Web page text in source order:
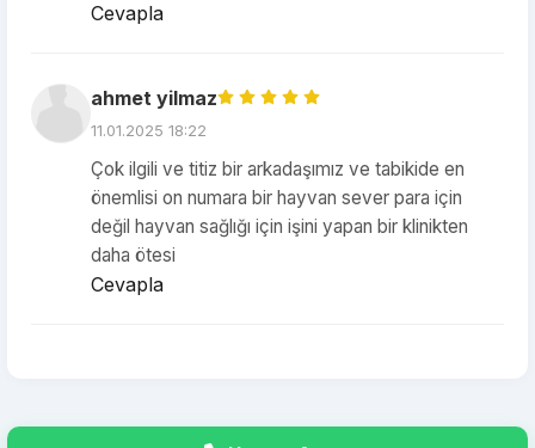
Cevapla
ahmet yilmaz
11.01.2025 18:22
Çok ilgili ve titiz bir arkadaşımız ve tabikide en
önemlisi on numara bir hayvan sever para için
değil hayvan sağlığı için işini yapan bir klinikten
daha ötesi
Cevapla